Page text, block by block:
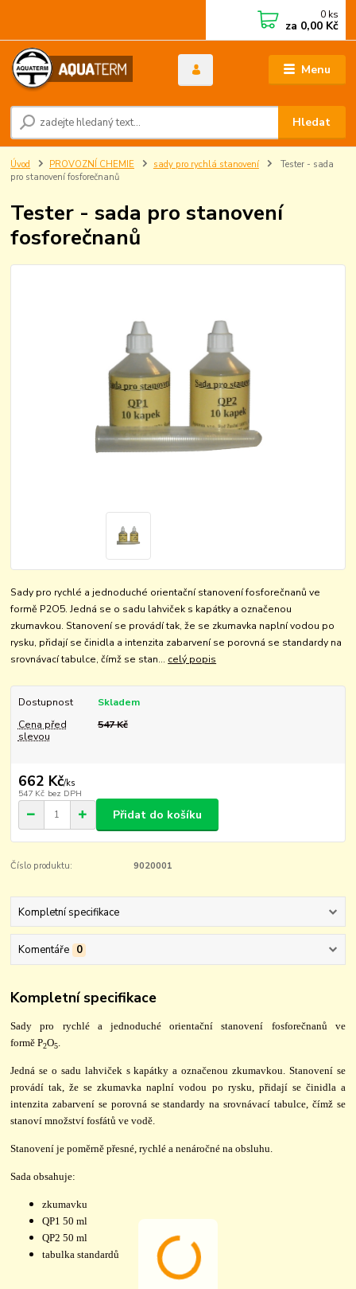
Menu
Hledat
0 ks
za 0,00 Kč
Úvod PROVOZNÍ CHEMIE sady pro rychlá stanovení
Tester - sada
pro stanovení fosforečnanů
Tester - sada pro stanovení
fosforečnanů
Sady pro rychlé a jednoduché orientační stanovení fosforečnanů ve
formě P2O5. Jedná se o sadu lahviček s kapátky a označenou
zkumavkou. Stanovení se provádí tak, že se zkumavka naplní vodou po
rysku, přidají se činidla a intenzita zabarvení se porovná se standardy na
srovnávací tabulce, čímž se stan... celý popis
Dostupnost
Skladem
Cena před
slevou
547 Kč
662 Kč/ks
547 Kč bez DPH
Přidat do košíku
Číslo produktu: 9020001
Kompletní specifikace
Komentáře 0
Kompletní specifikace
Sady pro rychlé a jednoduché orientační stanovení fosforečnanů ve
formě P2O5.
Jedná se o sadu lahviček s kapátky a označenou zkumavkou. Stanovení se
provádí tak, že se zkumavka naplní vodou po rysku, přidají se činidla a
intenzita zabarvení se porovná se standardy na srovnávací tabulce, čímž se
stanoví množství fosfátů ve vodě.
Stanovení je poměrně přesné, rychlé a nenáročné na obsluhu.
Sada obsahuje:
zkumavku
QP1 50 ml
QP2 50 ml
tabulka standardů